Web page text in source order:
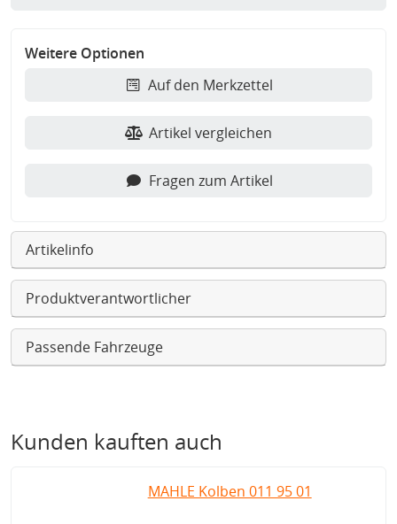
Weitere Optionen
Auf den Merkzettel
Artikel vergleichen
Fragen zum Artikel
Artikelinfo
Produktverantwortlicher
Passende Fahrzeuge
Kunden kauften auch
MAHLE Kolben 011 95 01